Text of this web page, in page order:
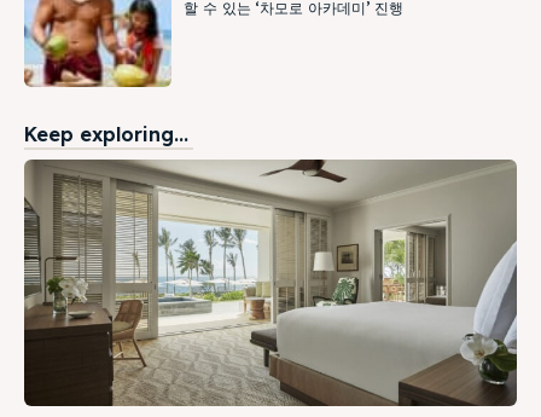
할 수 있는 ‘차모로 아카데미’ 진행
Keep exploring...